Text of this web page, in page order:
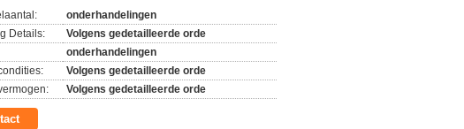
onderhandelingen
Details:
Volgens gedetailleerde orde
onderhandelingen
Volgens gedetailleerde orde
Volgens gedetailleerde orde